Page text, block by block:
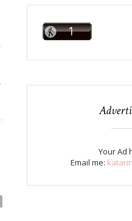
Your Ad
Email me: